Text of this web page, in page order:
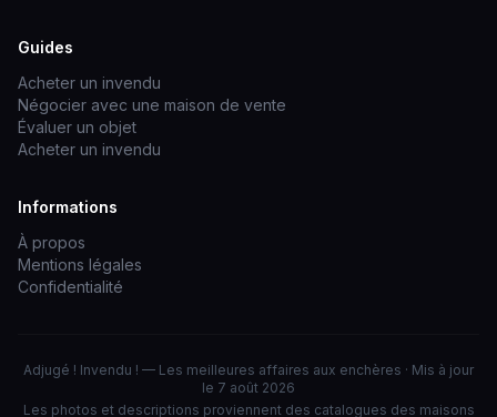
Guides
Acheter un invendu
Négocier avec une maison de vente
Évaluer un objet
Acheter un invendu
Informations
À propos
Mentions légales
Confidentialité
Adjugé ! Invendu ! — Les meilleures affaires aux enchères · Mis à jour
le 7 août 2026
Les photos et descriptions proviennent des catalogues des maisons